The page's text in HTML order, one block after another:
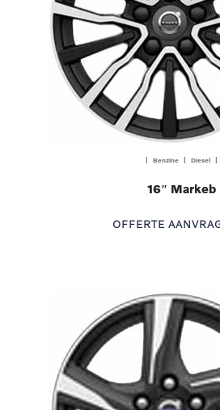
| Benzine | Diesel |
16″ Markeb
OFFERTE